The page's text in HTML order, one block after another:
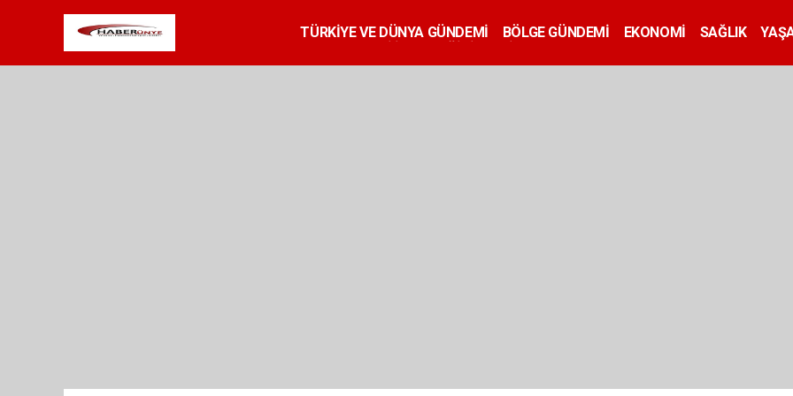
TÜRKİYE VE DÜNYA GÜNDEMİ BÖLGE GÜNDEMİ EKONOMİ SAĞLIK